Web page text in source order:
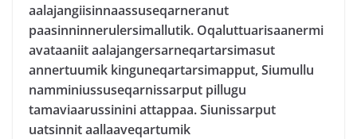
aalajangiisinnaassuseqarneranut
paasinninnerulersimallutik. Oqaluttuarisaanermi
avataaniit aalajangersarneqartarsimasut
annertuumik kinguneqartarsimapput, Siumullu
namminiussuseqarnissarput pillugu
tamaviaarussinini attappaa. Siunissarput
uatsinnit aallaaveqartumik